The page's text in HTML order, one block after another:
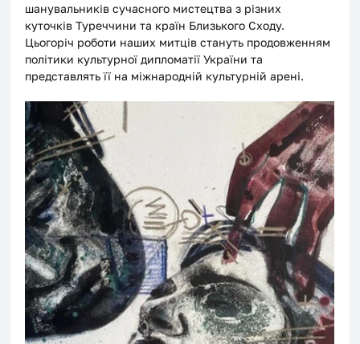
шанувальників сучасного мистецтва з різних
куточків Туреччини та країн Близького Сходу.
Цьогоріч роботи наших митців стануть продовженням
політики культурної дипломатії України та
представлять її на міжнародній культурній арені.